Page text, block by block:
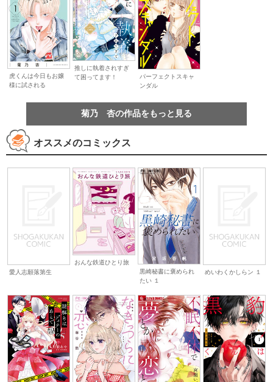
虎くんは今日もお嬢
様に試される
推しに執着されすぎ
て困ってます！
パーフェクトスキャ
ンダル
菊乃 杏の作品をもっと見る
オススメのコミックス
愛人志願落第生
おんな鉄道ひとり旅
黒崎秘書に褒められ
たい １
めいわくかしらン １